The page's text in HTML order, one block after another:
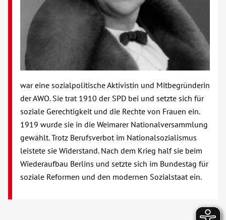
war eine sozialpolitische Aktivistin und Mitbegründerin
der AWO. Sie trat 1910 der SPD bei und setzte sich für
soziale Gerechtigkeit und die Rechte von Frauen ein.
1919 wurde sie in die Weimarer Nationalversammlung
gewählt. Trotz Berufsverbot im Nationalsozialismus
leistete sie Widerstand. Nach dem Krieg half sie beim
Wiederaufbau Berlins und setzte sich im Bundestag für
soziale Reformen und den modernen Sozialstaat ein.